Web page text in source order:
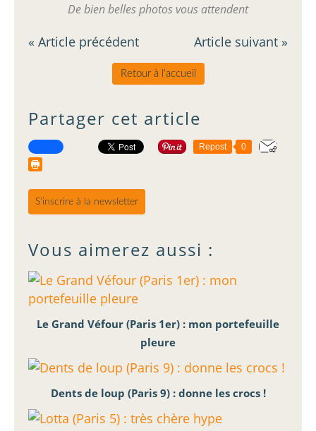
De bien belles photos vous attendent
« Article précédent Article suivant »
Retour à l'accueil
Partager cet article
Repost 0
S'inscrire à la newsletter
Vous aimerez aussi :
Le Grand Véfour (Paris 1er) : mon portefeuille
pleure
Dents de loup (Paris 9) : donne les crocs !